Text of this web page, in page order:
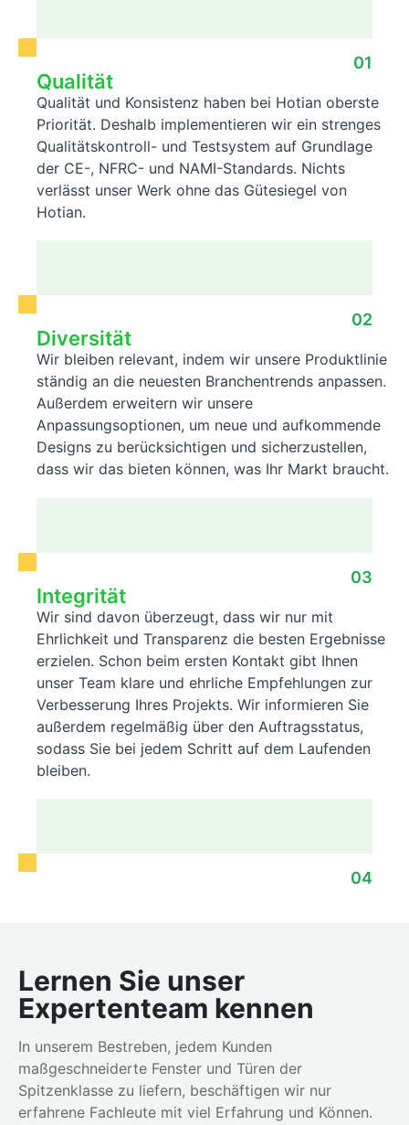
01
Qualität
Qualität und Konsistenz haben bei Hotian oberste
Priorität. Deshalb implementieren wir ein strenges
Qualitätskontroll- und Testsystem auf Grundlage
der CE-, NFRC- und NAMI-Standards. Nichts
verlässt unser Werk ohne das Gütesiegel von
Hotian.
02
Diversität
Wir bleiben relevant, indem wir unsere Produktlinie
ständig an die neuesten Branchentrends anpassen.
Außerdem erweitern wir unsere
Anpassungsoptionen, um neue und aufkommende
Designs zu berücksichtigen und sicherzustellen,
dass wir das bieten können, was Ihr Markt braucht.
03
Integrität
Wir sind davon überzeugt, dass wir nur mit
Ehrlichkeit und Transparenz die besten Ergebnisse
erzielen. Schon beim ersten Kontakt gibt Ihnen
unser Team klare und ehrliche Empfehlungen zur
Verbesserung Ihres Projekts. Wir informieren Sie
außerdem regelmäßig über den Auftragsstatus,
sodass Sie bei jedem Schritt auf dem Laufenden
bleiben.
04
Lernen Sie unser
Expertenteam kennen
In unserem Bestreben, jedem Kunden
maßgeschneiderte Fenster und Türen der
Spitzenklasse zu liefern, beschäftigen wir nur
erfahrene Fachleute mit viel Erfahrung und Können.